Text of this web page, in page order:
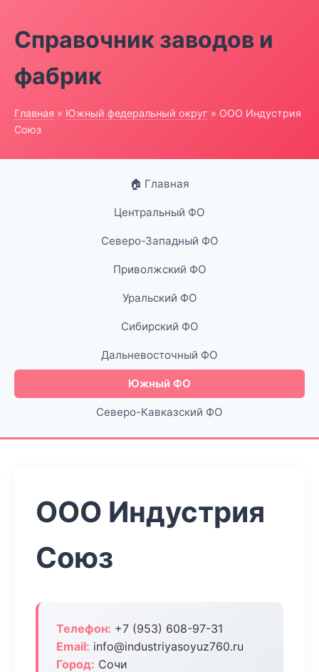
Справочник заводов и
фабрик
Главная » Южный федеральный округ » ООО Индустрия
Союз
🏠 Главная
Центральный ФО
Северо-Западный ФО
Приволжский ФО
Уральский ФО
Сибирский ФО
Дальневосточный ФО
Южный ФО
Северо-Кавказский ФО
ООО Индустрия
Союз
Телефон: +7 (953) 608-97-31
Email: info@industriyasoyuz760.ru
Город: Сочи